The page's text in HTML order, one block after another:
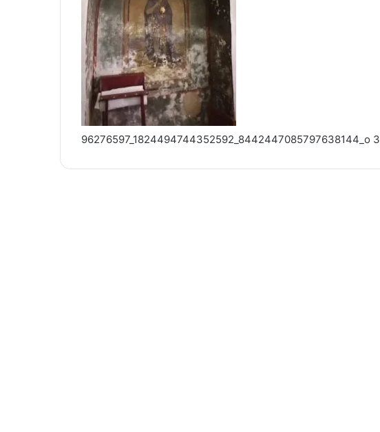
96276597_1824494744352592_8442447085797638144_o 3